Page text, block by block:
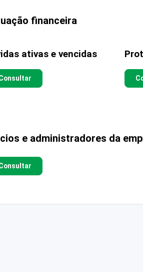
financeira
ativas e vencidas
e administradores da